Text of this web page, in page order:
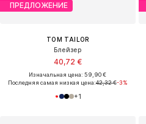
ПРЕДЛОЖЕНИЕ
TOM TAILOR
Блейзер
40,72 €
Изначальная цена: 59,90 €
Последняя самая низкая цена:42,32 €-3%
+1